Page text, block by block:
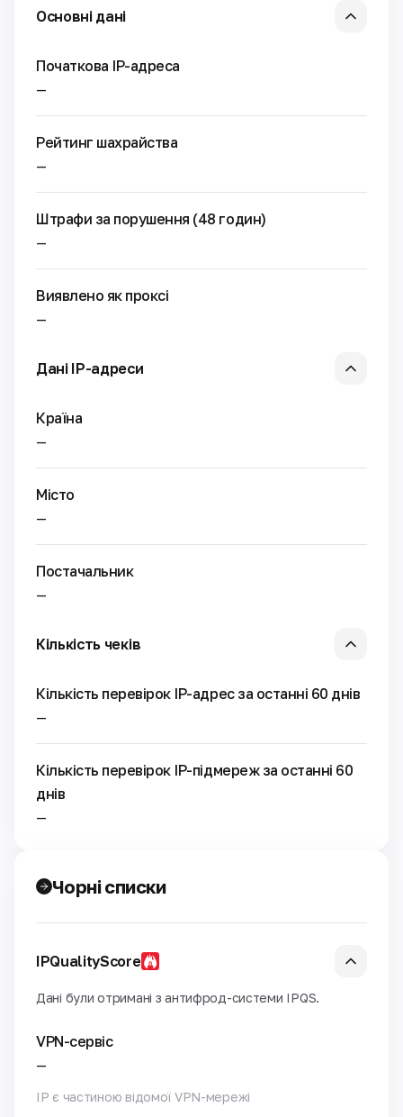
Основні дані
Початкова IP-адреса
—
Рейтинг шахрайства
—
Штрафи за порушення (48 годин)
—
Виявлено як проксі
—
Дані IP-адреси
Країна
—
Місто
—
Постачальник
—
Кількість чеків
Кількість перевірок IP-адрес за останні 60 днів
—
Кількість перевірок IP-підмереж за останні 60
днів
—
Чорні списки
IPQualityScore
Дані були отримані з антифрод-системи IPQS.
VPN-сервіс
—
IP є частиною відомої VPN-мережі